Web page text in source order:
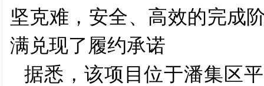
坚克难，安全、高效的完成
满兑现了履约承诺
据悉，该项目位于潘集区